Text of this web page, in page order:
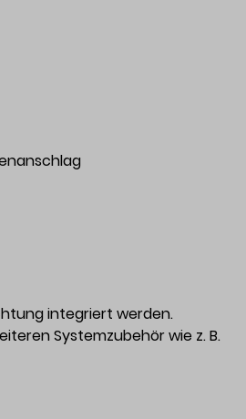
integriert werden.
Systemzubehör wie z. B.